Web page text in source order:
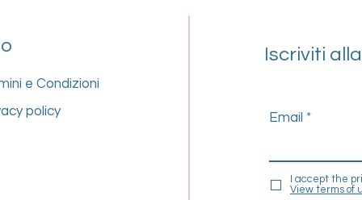
e Condizioni
policy
Iscriviti
Email
I accept the
View terms of